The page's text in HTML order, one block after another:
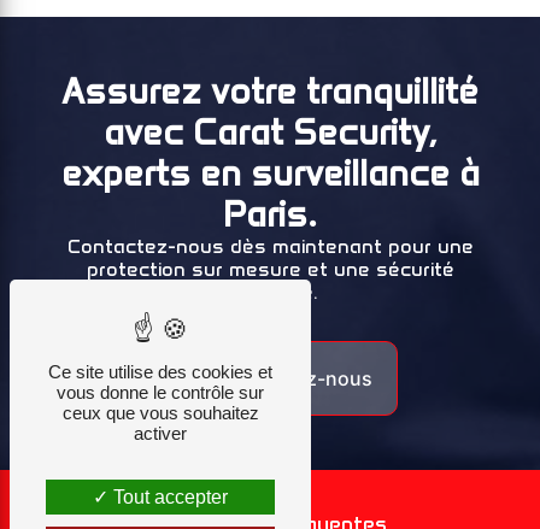
Assurez votre tranquillité
avec Carat Security,
experts en surveillance à
Paris.
Contactez-nous dès maintenant pour une
protection sur mesure et une sécurité
renforcée.
Contactez-nous
Ce site utilise des cookies et
vous donne le contrôle sur
ceux que vous souhaitez
activer
Tout accepter